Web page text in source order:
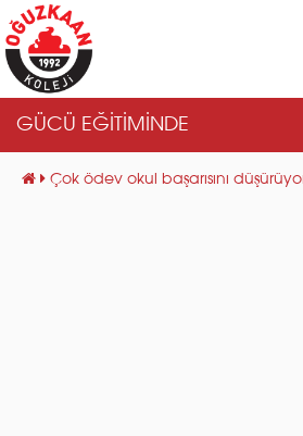
GÜCÜ EĞİTİMİNDE
Çok ödev okul başarısını